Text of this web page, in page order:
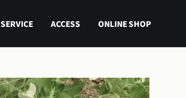
SERVICE ACCESS ONLINE SHOP